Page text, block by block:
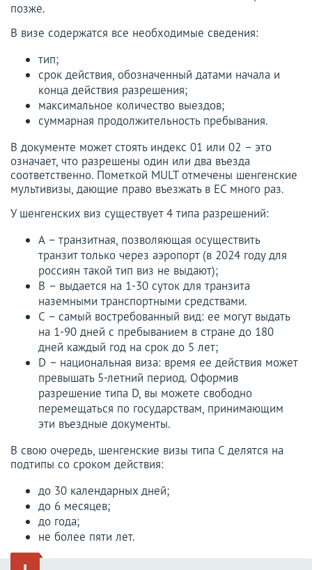
позже.
В визе содержатся все необходимые сведения:
тип;
срок действия, обозначенный датами начала и
конца действия разрешения;
максимальное количество выездов;
суммарная продолжительность пребывания.
В документе может стоять индекс 01 или 02 – это
означает, что разрешены один или два въезда
соответственно. Пометкой MULT отмечены шенгенские
мультивизы, дающие право въезжать в ЕС много раз.
У шенгенских виз существует 4 типа разрешений:
А – транзитная, позволяющая осуществить
транзит только через аэропорт (в 2024 году для
россиян такой тип виз не выдают);
В – выдается на 1-30 суток для транзита
наземными транспортными средствами.
С – самый востребованный вид: ее могут выдать
на 1-90 дней с пребыванием в стране до 180
дней каждый год на срок до 5 лет;
D – национальная виза: время ее действия может
превышать 5-летний период. Оформив
разрешение типа D, вы можете свободно
перемещаться по государствам, принимающим
эти въездные документы.
В свою очередь, шенгенские визы типа С делятся на
подтипы со сроком действия:
до 30 календарных дней;
до 6 месяцев;
до года;
не более пяти лет.